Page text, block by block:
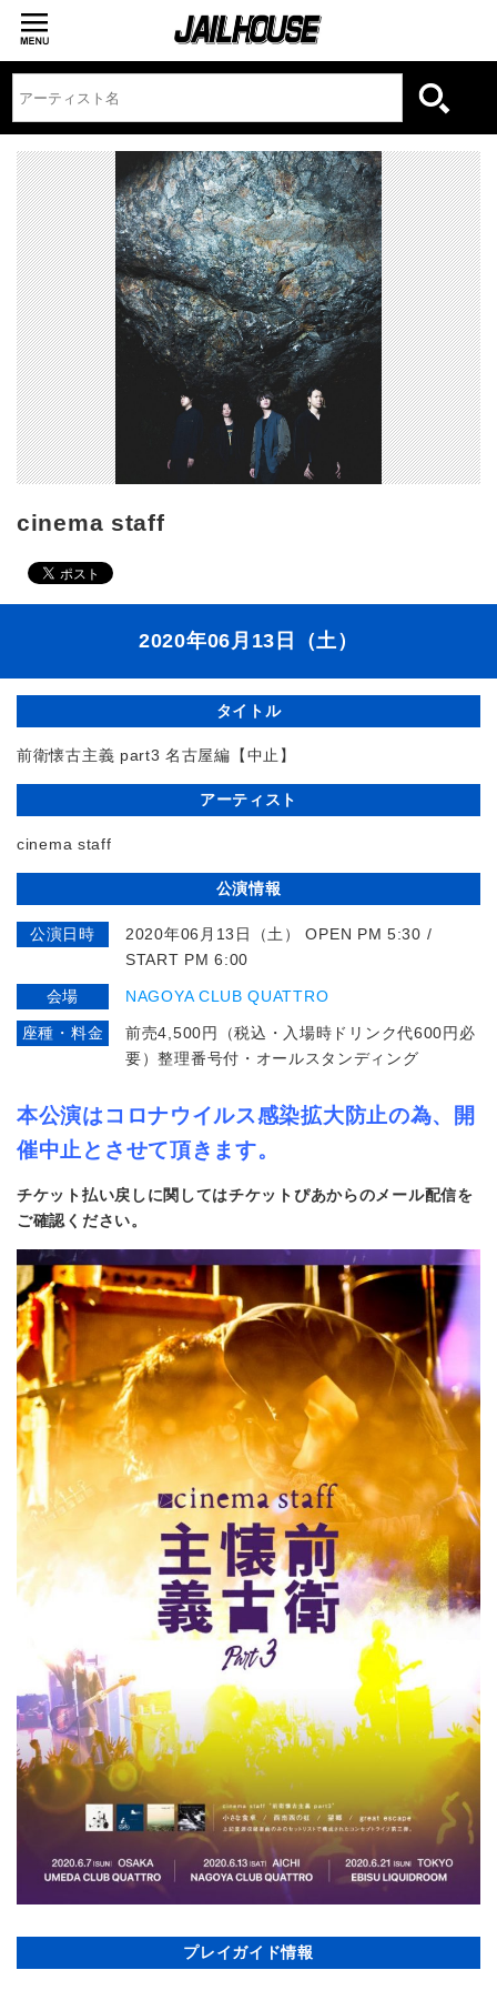
cinema staff
2020年06月13日（土）
タイトル
前衛懐古主義 part3 名古屋編【中止】
アーティスト
cinema staff
公演情報
公演日時
2020年06月13日（土） OPEN PM 5:30 /
START PM 6:00
会場 NAGOYA CLUB QUATTRO
座種・料金
前売4,500円（税込・入場時ドリンク代600円必
要）整理番号付・オールスタンディング
本公演はコロナウイルス感染拡大防止の為、開
催中止とさせて頂きます。
チケット払い戻しに関してはチケットぴあからのメール配信を
ご確認ください。
プレイガイド情報